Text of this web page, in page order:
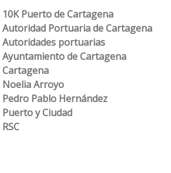
10K Puerto de Cartagena
Autoridad Portuaria de Cartagena
Autoridades portuarias
Ayuntamiento de Cartagena
Cartagena
Noelia Arroyo
Pedro Pablo Hernández
Puerto y Ciudad
RSC